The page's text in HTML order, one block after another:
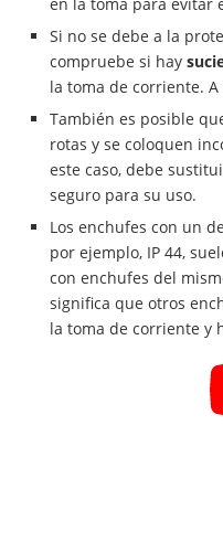
Si no se debe a la
compruebe si hay
la toma de corriente.
También es posible
rotas y se coloquen
este caso, debe
seguro para su uso.
Los enchufes con un
por ejemplo, IP 44,
con enchufes del
significa que otros
la toma de corriente y